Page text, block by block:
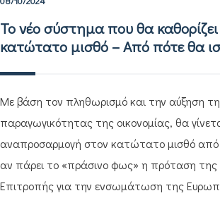
Το νέο σύστημα που θα
κατώτατο μισθό – Από πότε θα
Με βάση τον πληθωρισμό και την αύξηση
παραγωγικότητας της οικονομίας, θα
αναπροσαρμογή στον κατώτατο μισθό από
αν πάρει το «πράσινο φως» η πρόταση της
Επιτροπής για την ενσωμάτωση της